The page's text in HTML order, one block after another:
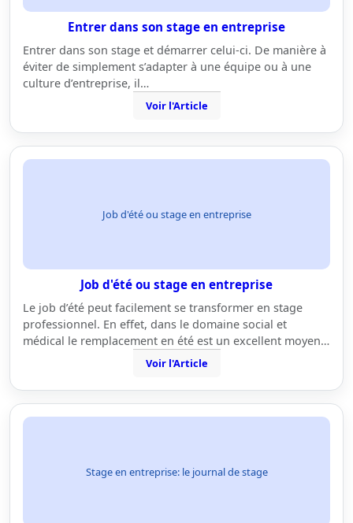
Entrer dans son stage en entreprise
Entrer dans son stage et démarrer celui-ci. De manière à
éviter de simplement s’adapter à une équipe ou à une
culture d’entreprise, il…
Voir l'Article
Job d'été ou stage en entreprise
Job d'été ou stage en entreprise
Le job d’été peut facilement se transformer en stage
professionnel. En effet, dans le domaine social et
médical le remplacement en été est un excellent moyen…
Voir l'Article
Stage en entreprise: le journal de stage